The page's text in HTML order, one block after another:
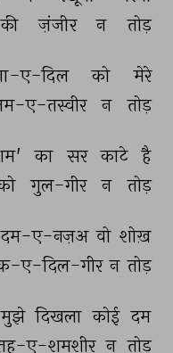
की ज़ंजीर न तोड़
ए-दिल को
मेरे
ए-तस्वीर न तोड़
का सर काटे है
गुल-गीर न तोड़
दम-ए-नज़अ वो शोख़
ए-दिल-गीर न तोड़
मुझे दिखला कोई दम
ए-शमशीर न तोड़